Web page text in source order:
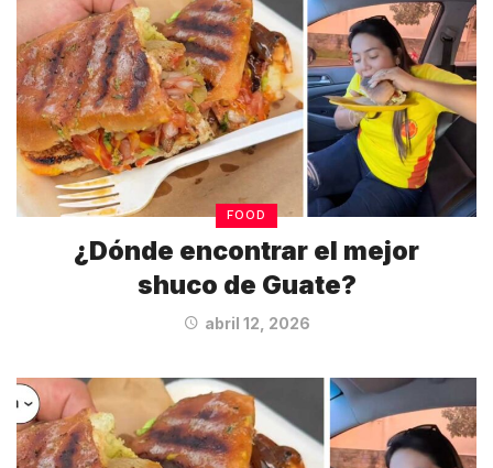
FOOD
¿Dónde encontrar el mejor
shuco de Guate?
abril 12, 2026